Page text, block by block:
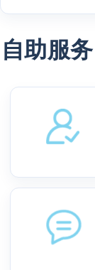
自助服务